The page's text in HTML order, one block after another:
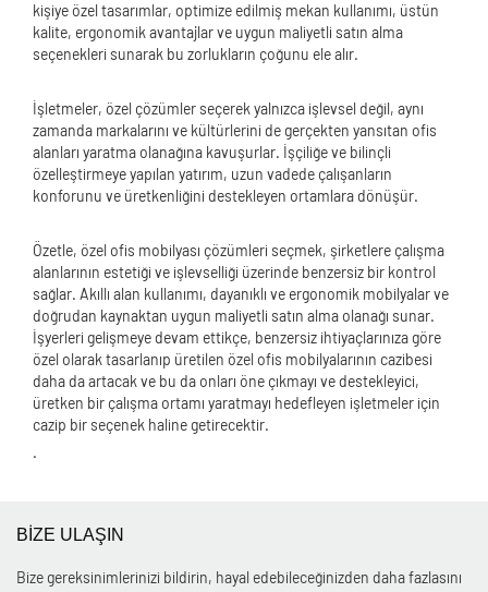
kişiye özel tasarımlar, optimize edilmiş mekan kullanımı, üstün
kalite, ergonomik avantajlar ve uygun maliyetli satın alma
seçenekleri sunarak bu zorlukların çoğunu ele alır.
İşletmeler, özel çözümler seçerek yalnızca işlevsel değil, aynı
zamanda markalarını ve kültürlerini de gerçekten yansıtan ofis
alanları yaratma olanağına kavuşurlar. İşçiliğe ve bilinçli
özelleştirmeye yapılan yatırım, uzun vadede çalışanların
konforunu ve üretkenliğini destekleyen ortamlara dönüşür.
Özetle, özel ofis mobilyası çözümleri seçmek, şirketlere çalışma
alanlarının estetiği ve işlevselliği üzerinde benzersiz bir kontrol
sağlar. Akıllı alan kullanımı, dayanıklı ve ergonomik mobilyalar ve
doğrudan kaynaktan uygun maliyetli satın alma olanağı sunar.
İşyerleri gelişmeye devam ettikçe, benzersiz ihtiyaçlarınıza göre
özel olarak tasarlanıp üretilen özel ofis mobilyalarının cazibesi
daha da artacak ve bu da onları öne çıkmayı ve destekleyici,
üretken bir çalışma ortamı yaratmayı hedefleyen işletmeler için
cazip bir seçenek haline getirecektir.
.
BİZE ULAŞIN
Bize gereksinimlerinizi bildirin, hayal edebileceğinizden daha fazlasını